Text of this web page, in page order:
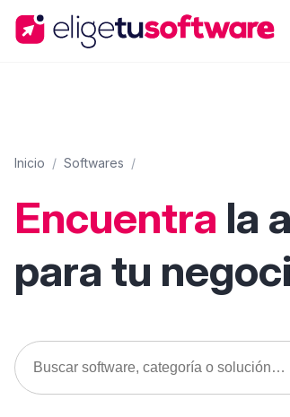
Inicio / Softwares /
Encuentra la
para tu